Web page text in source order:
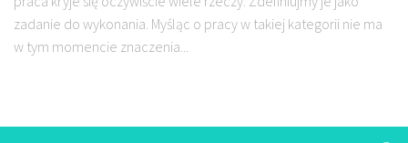
zadanie do wykonania. Myśląc o pracy w takiej kategorii nie ma
w tym momencie znaczenia...